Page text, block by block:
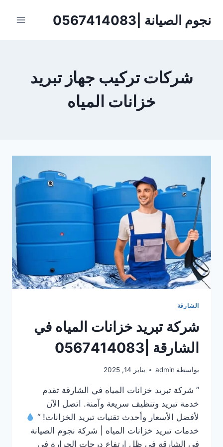
نجوم الصيانة |0567414083
شركات تركيب جهاز تبريد
خزانات المياه
الشارقة
شركة تبريد خزانات المياه في
الشارقة |0567414083
بواسطة admin يناير 14, 2025
” شركة تبريد خزانات المياه في الشارقة تقدم
خدمة تبريد وتنظيف سريعة وآمنة. اتصل الآن
لأفضل الأسعار وأحدث تقنيات تبريد الخزانات! “
خدمات تبريد خزانات المياه | شركة نجوم الصيانة
في الشارقة في ظل ارتفاع درجات الحرارة في